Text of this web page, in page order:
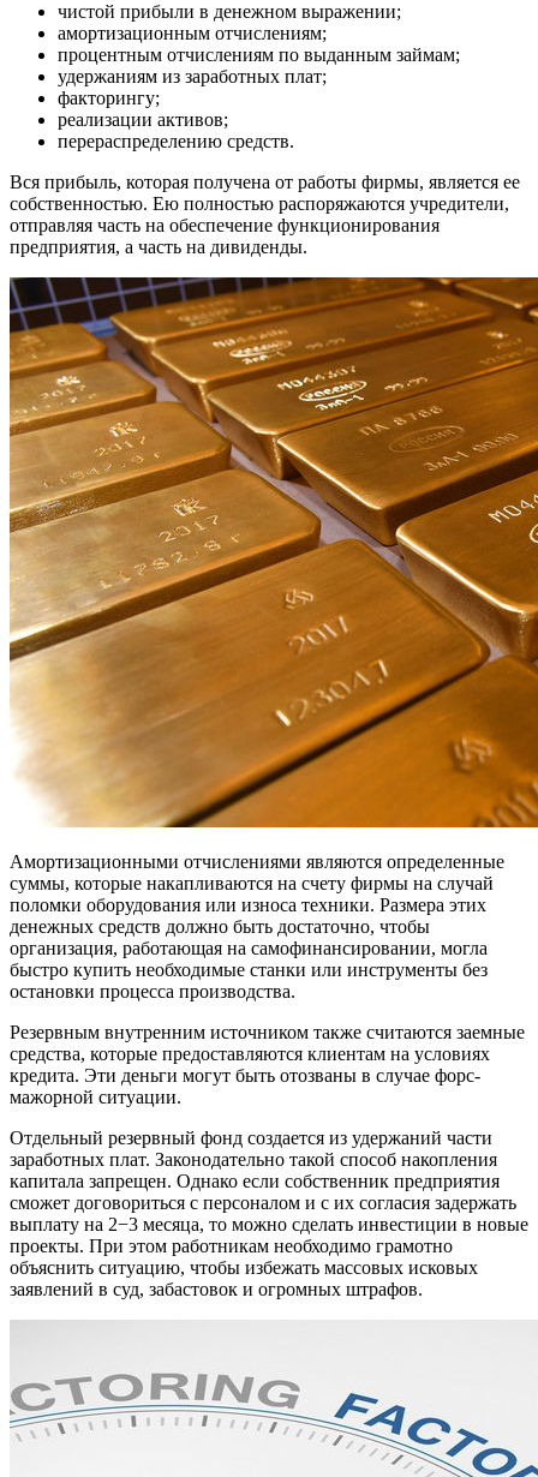
чистой прибыли в денежном выражении;
амортизационным отчислениям;
процентным отчислениям по выданным займам;
удержаниям из заработных плат;
факторингу;
реализации активов;
перераспределению средств.
Вся прибыль, которая получена от работы фирмы, является ее
собственностью. Ею полностью распоряжаются учредители,
отправляя часть на обеспечение функционирования
предприятия, а часть на дивиденды.
Амортизационными отчислениями являются определенные
суммы, которые накапливаются на счету фирмы на случай
поломки оборудования или износа техники. Размера этих
денежных средств должно быть достаточно, чтобы
организация, работающая на самофинансировании, могла
быстро купить необходимые станки или инструменты без
остановки процесса производства.
Резервным внутренним источником также считаются заемные
средства, которые предоставляются клиентам на условиях
кредита. Эти деньги могут быть отозваны в случае форс-
мажорной ситуации.
Отдельный резервный фонд создается из удержаний части
заработных плат. Законодательно такой способ накопления
капитала запрещен. Однако если собственник предприятия
сможет договориться с персоналом и с их согласия задержать
выплату на 2−3 месяца, то можно сделать инвестиции в новые
проекты. При этом работникам необходимо грамотно
объяснить ситуацию, чтобы избежать массовых исковых
заявлений в суд, забастовок и огромных штрафов.